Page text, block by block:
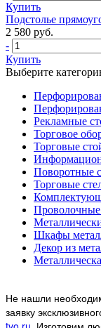
Купить
Подстолье
2 580 руб.
-
Купить
Выберите
Рекламные
Торговое
Торговые
Поворотные
Торговые
Шкафы
Декор из
Не нашли
заявку